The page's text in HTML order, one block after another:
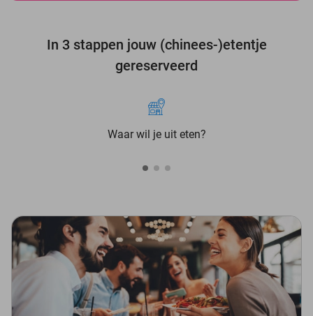
In 3 stappen jouw (chinees-)etentje
gereserveerd
Waar wil je uit eten?